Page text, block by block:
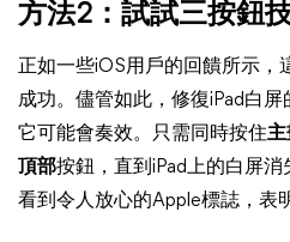
方法2：試試三按鈕
正如一些iOS用戶的回饋所示，
成功。儘管如此，修復iPad白
它可能會奏效。只需同時按住主
頂部按鈕，直到iPad上的白屏
看到令人放心的Apple標誌，表